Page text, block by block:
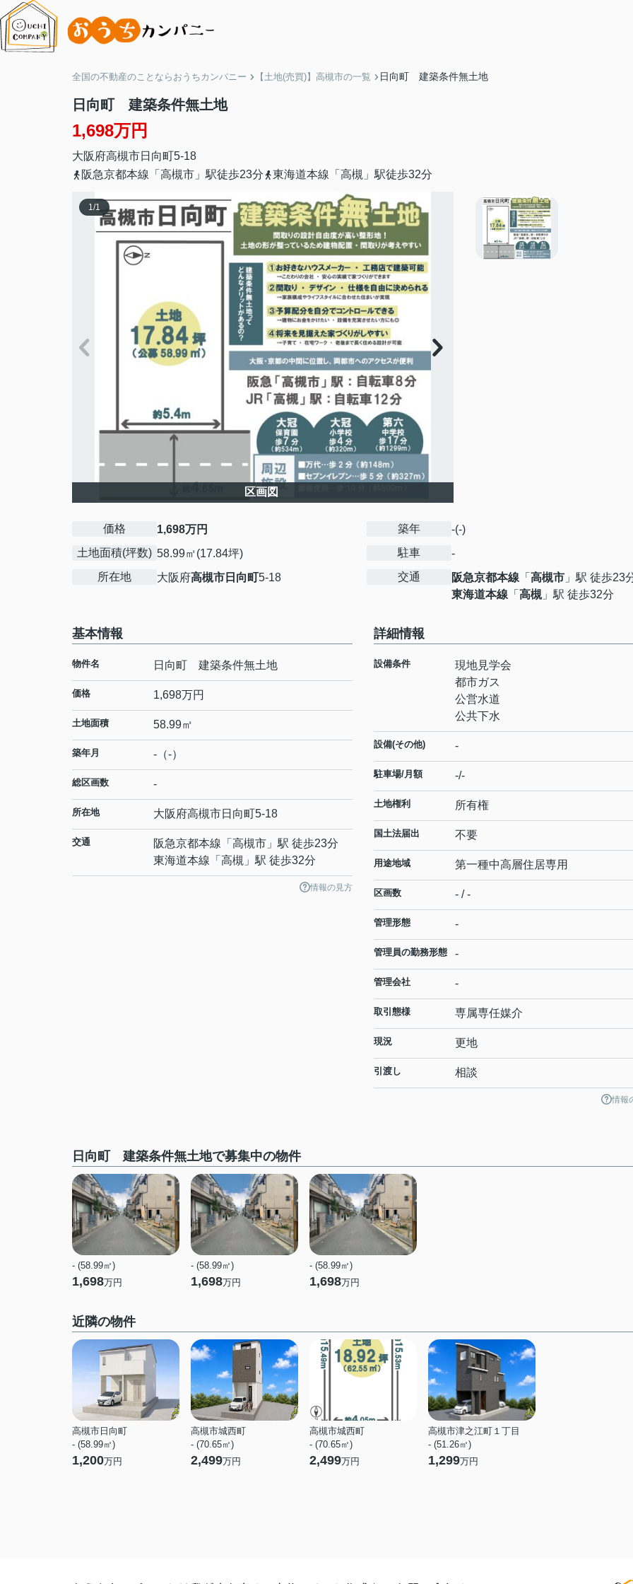
全国の不動産のことならおうちカンパニー 【土地(売買)】高槻市の一覧 日向町 建築条件無土地
日向町 建築条件無土地
1,698万円
大阪府高槻市日向町5-18
阪急京都本線「高槻市」駅徒歩23分
東海道本線「高槻」駅徒歩32分
1/1
区画図
価格
1,698万円
土地面積(坪数) 58.99㎡(17.84坪)
所在地
大阪府高槻市 日向町5-18
築年
-(-)
駐車
-
交通
阪急京都本線 「 高槻市 」駅 徒歩23
東海道本線 「 高槻」駅 徒歩32分
基本情報
物件名 日向町 建築条件無土地
価格 1,698万円
土地面積 58.99㎡
築年月 -（-）
総区画数 -
所在地 大阪府高槻市日向町5-18
交通 阪急京都本線 「 高槻市 」駅 徒歩23分
東海道本線 「 高槻 」駅 徒歩32分
情報の見方
詳細情報
設備条件
現地見学会
都市ガス
公営水道
公共下水
設備(その他) -
駐車場/月額 -/-
土地権利 所有権
国土法届出 不要
用途地域 第一種中高層住居専用
区画数 - / -
管理形態 -
管理員の勤務形態 -
管理会社 -
取引態様 専属専任媒介
現況 更地
引渡し 相談
情報
日向町 建築条件無土地で募集中の物件
- (58.99㎡)
1,698万円
- (58.99㎡)
1,698万円
- (58.99㎡)
1,698万円
近隣の物件
高槻市日向町
- (58.99㎡)
1,200万円
高槻市城西町
- (70.65㎡)
2,499万円
高槻市城西町
- (70.65㎡)
2,499万円
高槻市津之江町１丁目
- (51.26㎡)
1,299万円